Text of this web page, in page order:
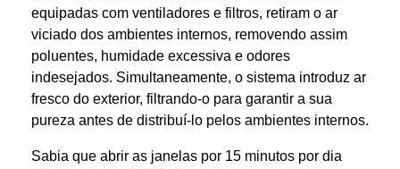
equipadas com ventiladores e filtros, retiram o ar
viciado dos ambientes internos, removendo assim
poluentes, humidade excessiva e odores
indesejados. Simultaneamente, o sistema introduz ar
fresco do exterior, filtrando-o para garantir a sua
pureza antes de distribuí-lo pelos ambientes internos.
Sabia que abrir as janelas por 15 minutos por dia